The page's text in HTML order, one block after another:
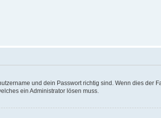
und dein Passwort richtig sind. Wenn dies der
ein Administrator lösen muss.